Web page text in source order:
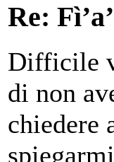
Re:
Difficile
di non
chiedere